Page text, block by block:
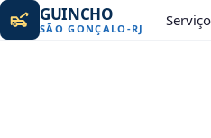
GUINCHO
SÃO GONÇALO -RJ